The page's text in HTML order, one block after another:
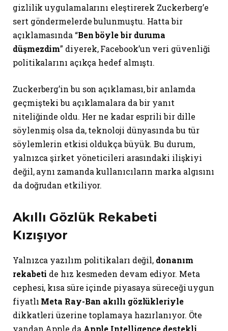
gizlilik uygulamalarını eleştirerek Zuckerberg’e
sert göndermelerde bulunmuştu. Hatta bir
açıklamasında “Ben böyle bir duruma
düşmezdim” diyerek, Facebook’un veri güvenliği
politikalarını açıkça hedef almıştı.
Zuckerberg’in bu son açıklaması, bir anlamda
geçmişteki bu açıklamalara da bir yanıt
niteliğinde oldu. Her ne kadar esprili bir dille
söylenmiş olsa da, teknoloji dünyasında bu tür
söylemlerin etkisi oldukça büyük. Bu durum,
yalnızca şirket yöneticileri arasındaki ilişkiyi
değil, aynı zamanda kullanıcıların marka algısını
da doğrudan etkiliyor.
Akıllı Gözlük Rekabeti
Kızışıyor
Yalnızca yazılım politikaları değil, donanım
rekabeti de hız kesmeden devam ediyor. Meta
cephesi, kısa süre içinde piyasaya süreceği uygun
fiyatlı Meta Ray-Ban akıllı gözlükleriyle
dikkatleri üzerine toplamaya hazırlanıyor. Öte
yandan Apple da Apple Intelligence destekli